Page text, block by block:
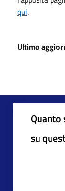
qui.
Ultimo
Quanto
su